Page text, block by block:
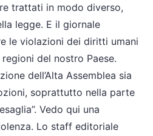
trattati in modo diverso,
legge. E il giornale
le violazioni dei diritti umani
del nostro Paese.
dell’Alta Assemblea sia
soprattutto nella parte
Vedo qui una
Lo staff editoriale